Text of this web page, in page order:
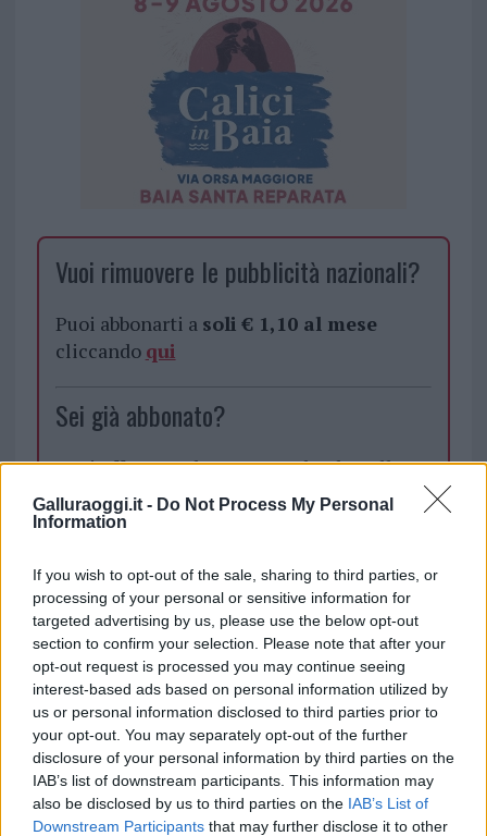
Galluraoggi.it - Do Not Process My Personal
Information
If you wish to opt-out of the sale, sharing to third parties, or
processing of your personal or sensitive information for
targeted advertising by us, please use the below opt-out
section to confirm your selection. Please note that after your
opt-out request is processed you may continue seeing
interest-based ads based on personal information utilized by
us or personal information disclosed to third parties prior to
your opt-out. You may separately opt-out of the further
disclosure of your personal information by third parties on the
IAB’s list of downstream participants. This information may
also be disclosed by us to third parties on the IAB’s List of
Downstream Participants that may further disclose it to other
Vuoi rimuovere le pubblicità nazionali?
Puoi abbonarti a soli € 1,10 al mese
cliccando qui
Sei già abbonato?
Puoi effettuare l'accesso andando nella
sezione Login dal menù del sito o
cliccando
TEMI: Filippo Tortu
Filippo Tortu Olbia
Filippo Tortu Sardegna
Nave Moby Olbia
Notizie Olbia
Olimpiadi Tokyo
Oro Olimpiade Tokyo
Staffetta Italia
Inviaci le tue segnalazioni,
i tuoi video e le tue foto
Su WhatsApp al numero +39
345 356 7512